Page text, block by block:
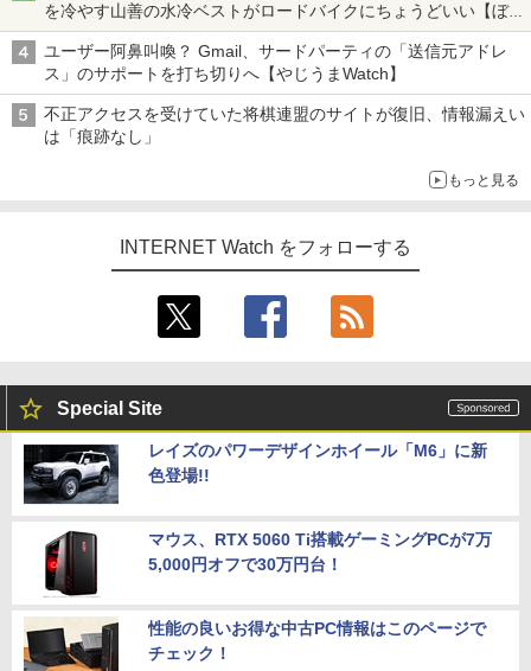
を冷やす山善の水冷ベストがロードバイクにちょうどいい【ぼっ
ち・ざ・ろーど！その14】【空いた時間でなにしてる？】
ユーザー阿鼻叫喚？ Gmail、サードパーティの「送信元アドレ
ス」のサポートを打ち切りへ【やじうまWatch】
不正アクセスを受けていた将棋連盟のサイトが復旧、情報漏えい
は「痕跡なし」
もっと見る
INTERNET Watch をフォローする
Special Site
レイズのパワーデザインホイール「M6」に新
色登場!!
マウス、RTX 5060 Ti搭載ゲーミングPCが7万
5,000円オフで30万円台！
性能の良いお得な中古PC情報はこのページで
チェック！